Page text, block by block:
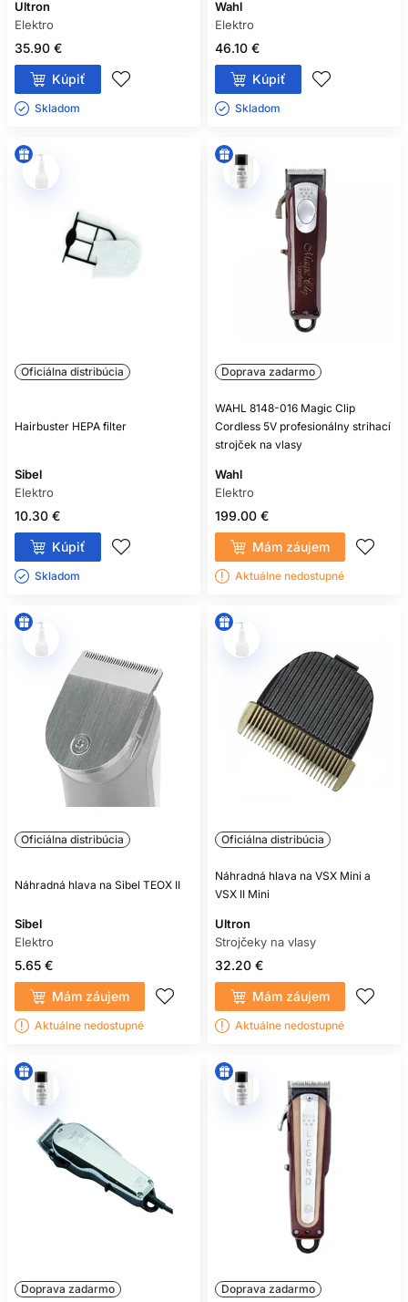
Ultron
Elektro
35.90 €
Kúpiť
Skladom ㅤ
Wahl
Elektro
46.10 €
Kúpiť
Skladom ㅤ
Oficiálna distribúcia
Hairbuster HEPA filter
Sibel
Elektro
10.30 €
Kúpiť
Skladom ㅤ
Doprava zadarmo
WAHL 8148-016 Magic Clip
Cordless 5V profesionálny strihací
strojček na vlasy
Wahl
Elektro
199.00 €
Mám záujem
Aktuálne nedostupné
Oficiálna distribúcia
Náhradná hlava na Sibel TEOX II
Sibel
Elektro
5.65 €
Mám záujem
Aktuálne nedostupné
Oficiálna distribúcia
Náhradná hlava na VSX Mini a
VSX II Mini
Ultron
Strojčeky na vlasy
32.20 €
Mám záujem
Aktuálne nedostupné
Doprava zadarmo Doprava zadarmo